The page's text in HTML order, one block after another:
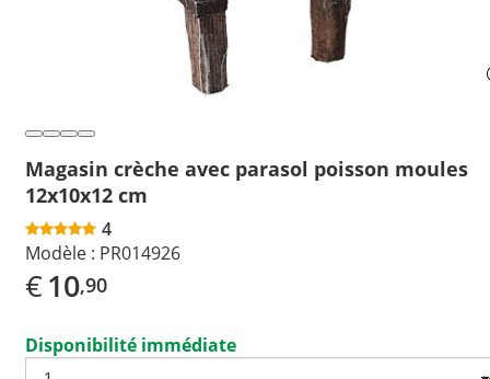
Magasin crèche avec parasol poisson moules
12x10x12 cm
4
Modèle : PR014926
€10,90
Disponibilité immédiate